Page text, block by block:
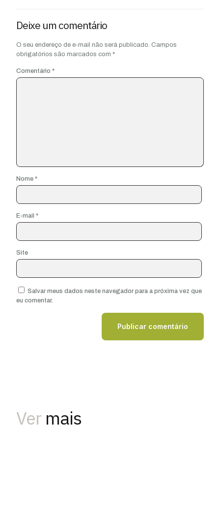
Deixe um comentário
O seu endereço de e-mail não será publicado. Campos
obrigatórios são marcados com *
Comentário *
Nome *
E-mail *
Site
Salvar meus dados neste navegador para a próxima vez que
eu comentar.
Ver mais